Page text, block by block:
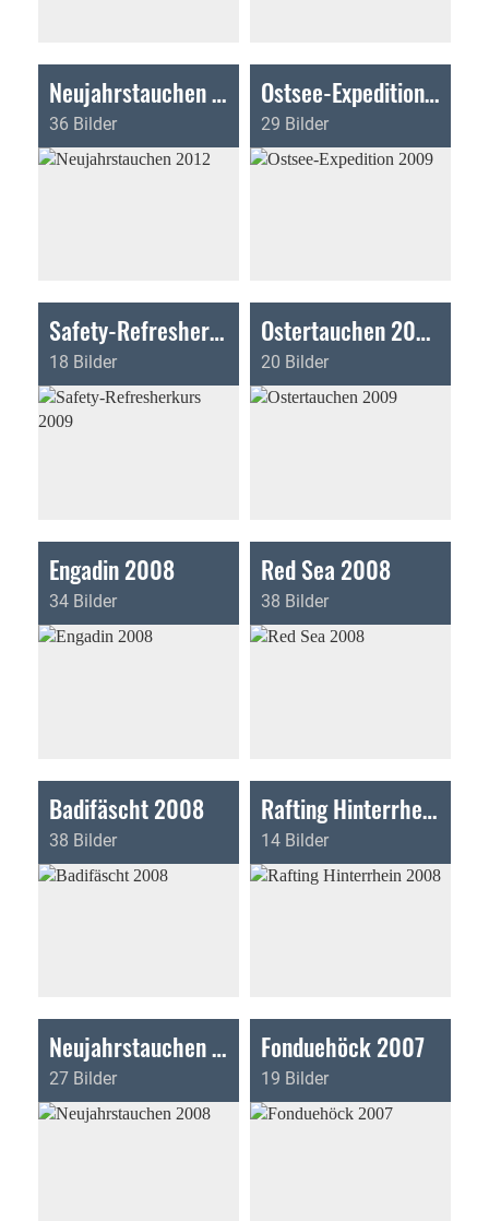
Neujahrstauchen 2012
36 Bilder
Ostsee-Expedition 2009
29 Bilder
Safety-Refresherkurs 2009
18 Bilder
Ostertauchen 2009
20 Bilder
Engadin 2008
34 Bilder
Red Sea 2008
38 Bilder
Badifäscht 2008
38 Bilder
Rafting Hinterrhein 2008
14 Bilder
Neujahrstauchen 2008
27 Bilder
Fonduehöck 2007
19 Bilder